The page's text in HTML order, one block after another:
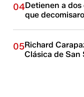
04Detienen a
que
05Richard
Clásica de